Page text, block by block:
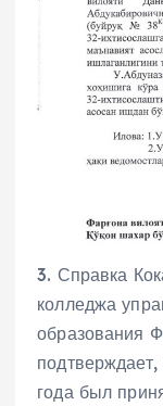
3. Справка
колледжа
образования
года был